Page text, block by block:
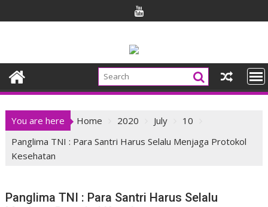
to
You are here Home 2020 July
10
Panglima TNI : Para Santri Harus Selalu Menjaga Protokol
Kesehatan
Panglima TNI : Para Santri Harus Selalu